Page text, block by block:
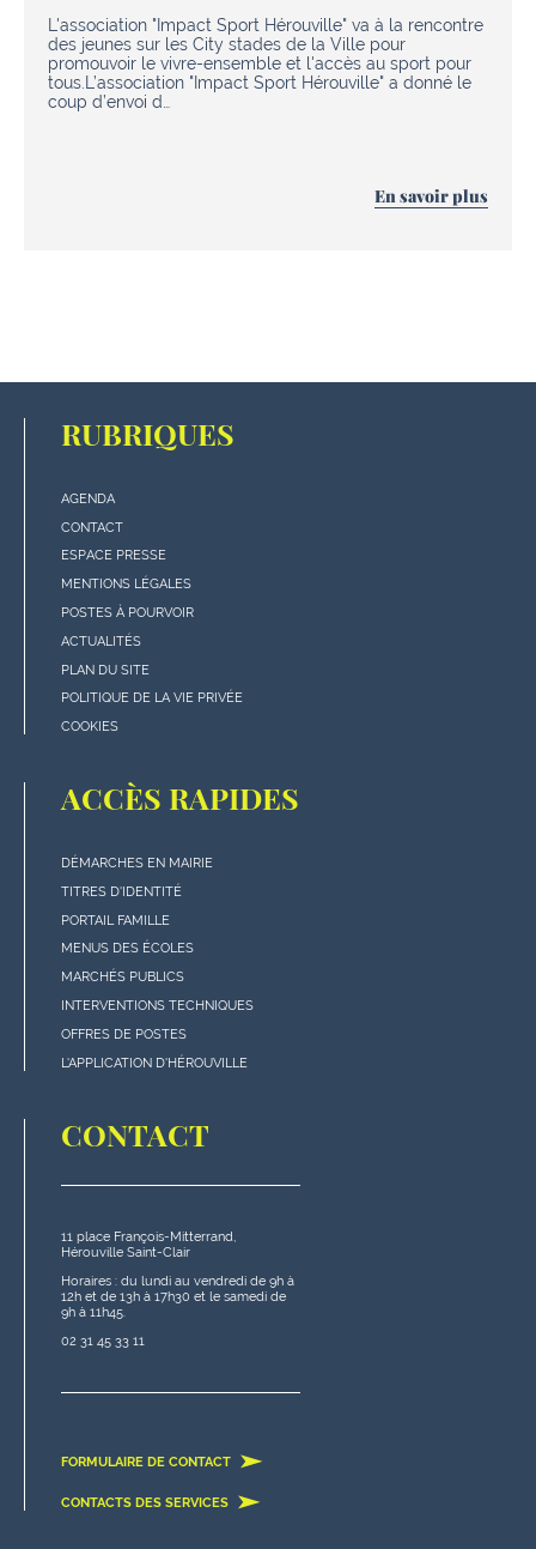
L'association "Impact Sport Hérouville" va à la rencontre
des jeunes sur les City stades de la Ville pour
promouvoir le vivre-ensemble et l'accès au sport pour
tous.L’association "Impact Sport Hérouville" a donné le
coup d’envoi d…
En savoir plus
RUBRIQUES
Menu
"rubriques"
en
bas
de
page
AGENDA
CONTACT
ESPACE PRESSE
MENTIONS LÉGALES
POSTES À POURVOIR
ACTUALITÉS
PLAN DU SITE
POLITIQUE DE LA VIE PRIVÉE
COOKIES
ACCÈS RAPIDES
Menu
"Accès
rapides"
en
bas
de
page
DÉMARCHES EN MAIRIE
TITRES D'IDENTITÉ
PORTAIL FAMILLE
MENUS DES ÉCOLES
MARCHÉS PUBLICS
INTERVENTIONS TECHNIQUES
OFFRES DE POSTES
L'APPLICATION D'HÉROUVILLE
CONTACT
11 place François-Mitterrand,
Hérouville Saint-Clair
Horaires : du lundi au vendredi de 9h à
12h et de 13h à 17h30 et le samedi de
9h à 11h45.
02 31 45 33 11
FORMULAIRE DE CONTACT
CONTACTS DES SERVICES